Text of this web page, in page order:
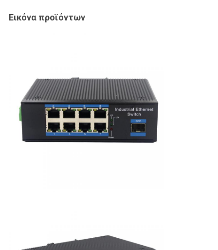
Εικόνα προϊόντων